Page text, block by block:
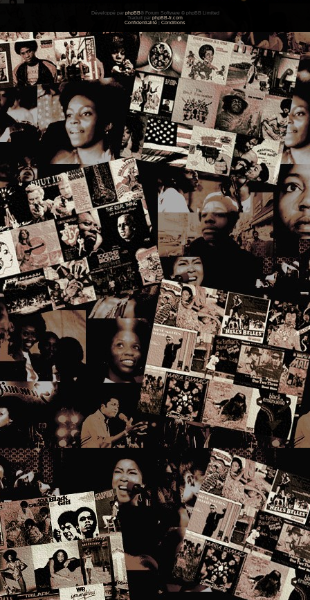
Développé par phpBB® Forum Software © phpBB Limited
Traduit par phpBB-fr.com
Confidentialité
Conditions